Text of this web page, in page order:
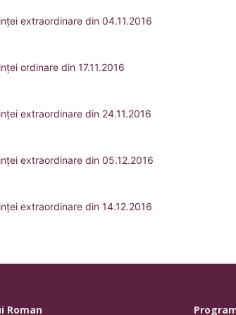
extraordinare din 04.11.2016
ordinare din 17.11.2016
extraordinare din 24.11.2016
extraordinare din 05.12.2016
extraordinare din 14.12.2016
Roman